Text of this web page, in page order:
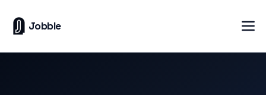
Jobble